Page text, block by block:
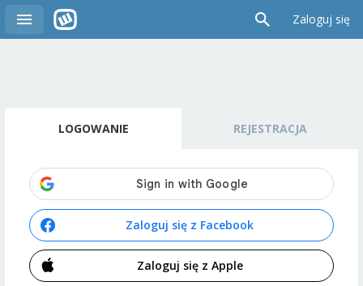
Zaloguj się
LOGOWANIE REJESTRACJA
Zaloguj się z Facebook
Zaloguj się z Apple